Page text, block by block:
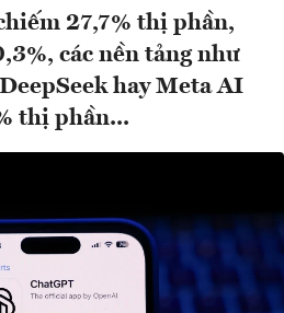
27,7% thị phần,
các nền tảng như
hay Meta AI
thị phần...